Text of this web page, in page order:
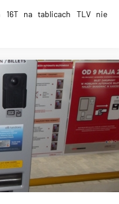
16T na tablicach TLV nie